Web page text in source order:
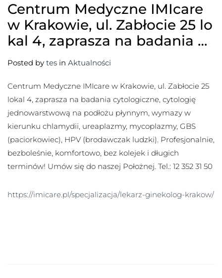
Centrum Medyczne IMIcare
w Krakowie, ul. Zabłocie 25 lo
kal 4, zaprasza na badania …
Posted by tes in Aktualności
Centrum Medyczne IMIcare w Krakowie, ul. Zabłocie 25
lokal 4, zaprasza na badania cytologiczne, cytologię
jednowarstwową na podłożu płynnym, wymazy w
kierunku chlamydii, ureaplazmy, mycoplazmy, GBS
(paciorkowiec), HPV (brodawczak ludzki). Profesjonalnie,
bezboleśnie, komfortowo, bez kolejek i długich
terminów! Umów się do naszej Położnej. Tel.: 12 352 31 50
https://imicare.pl/specjalizacja/lekarz-ginekolog-krakow/